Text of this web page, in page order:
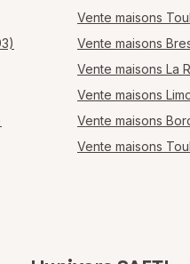
Vente maisons
Vente maisons
Vente maisons La
Vente maisons
Vente maisons
Vente maisons